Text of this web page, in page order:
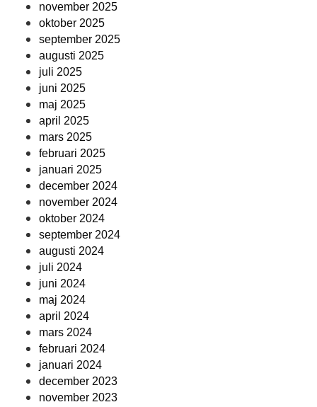
november 2025
oktober 2025
september 2025
augusti 2025
juli 2025
juni 2025
maj 2025
april 2025
mars 2025
februari 2025
januari 2025
december 2024
november 2024
oktober 2024
september 2024
augusti 2024
juli 2024
juni 2024
maj 2024
april 2024
mars 2024
februari 2024
januari 2024
december 2023
november 2023